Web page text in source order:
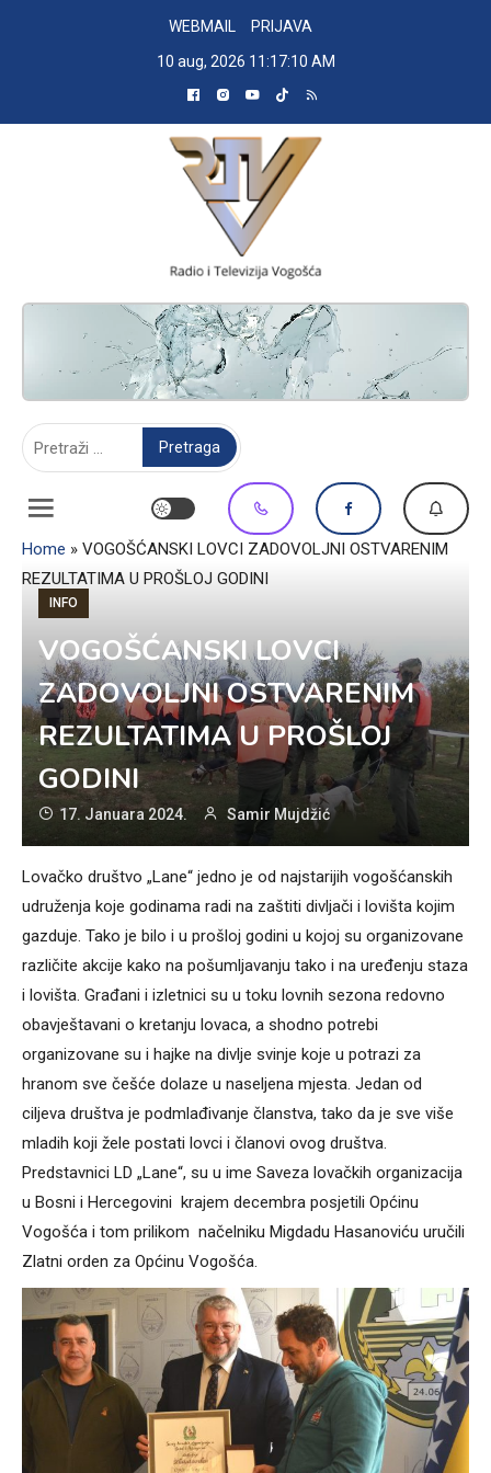
WEBMAIL
PRIJAVA
10 aug, 2026 11:17:11 AM
RADIO TELEVIZIJA VOGOŠĆA
Home » VOGOŠĆANSKI LOVCI ZADOVOLJNI OSTVARENIM
REZULTATIMA U PROŠLOJ GODINI
INFO
VOGOŠĆANSKI LOVCI
ZADOVOLJNI OSTVARENIM
REZULTATIMA U PROŠLOJ
GODINI
17. Januara 2024. Samir Mujdžić
Lovačko društvo „Lane“ jedno je od najstarijih vogošćanskih
udruženja koje godinama radi na zaštiti divljači i lovišta kojim
gazduje. Tako je bilo i u prošloj godini u kojoj su organizovane
različite akcije kako na pošumljavanju tako i na uređenju staza
i lovišta. Građani i izletnici su u toku lovnih sezona redovno
obavještavani o kretanju lovaca, a shodno potrebi
organizovane su i hajke na divlje svinje koje u potrazi za
hranom sve češće dolaze u naseljena mjesta. Jedan od
ciljeva društva je podmlađivanje članstva, tako da je sve više
mladih koji žele postati lovci i članovi ovog društva.
Predstavnici LD „Lane“, su u ime Saveza lovačkih organizacija
u Bosni i Hercegovini krajem decembra posjetili Općinu
Vogošća i tom prilikom načelniku Migdadu Hasanoviću uručili
Zlatni orden za Općinu Vogošća.